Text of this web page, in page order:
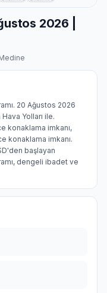
2026 |
20 Ağustos 2026
Yolları ile.
konaklama imkanı,
konaklama imkanı.
başlayan
dengeli ibadet ve